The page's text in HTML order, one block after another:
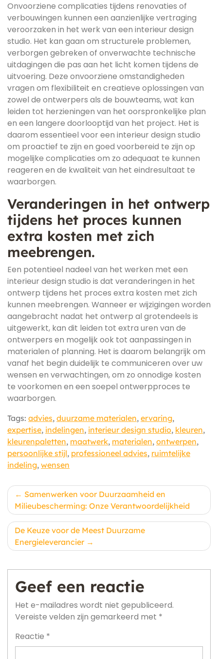
Onvoorziene complicaties tijdens renovaties of
verbouwingen kunnen een aanzienlijke vertraging
veroorzaken in het werk van een interieur design
studio. Het kan gaan om structurele problemen,
verborgen gebreken of onverwachte technische
uitdagingen die pas aan het licht komen tijdens de
uitvoering. Deze onvoorziene omstandigheden
vragen om flexibiliteit en creatieve oplossingen van
zowel de ontwerpers als de bouwteams, wat kan
leiden tot herzieningen van het oorspronkelijke plan
en een langere doorlooptijd van het project. Het is
daarom essentieel voor een interieur design studio
om proactief te zijn en goed voorbereid te zijn op
mogelijke complicaties om zo adequaat te kunnen
reageren en de kwaliteit van het eindresultaat te
waarborgen.
Veranderingen in het ontwerp
tijdens het proces kunnen
extra kosten met zich
meebrengen.
Een potentieel nadeel van het werken met een
interieur design studio is dat veranderingen in het
ontwerp tijdens het proces extra kosten met zich
kunnen meebrengen. Wanneer er wijzigingen worden
aangebracht nadat het ontwerp al grotendeels is
uitgewerkt, kan dit leiden tot extra uren van de
ontwerpers en mogelijk ook tot aanpassingen in
materialen of planning. Het is daarom belangrijk om
vanaf het begin duidelijk te communiceren over uw
wensen en verwachtingen, om zo onnodige kosten
te voorkomen en een soepel ontwerpproces te
waarborgen.
Tags: advies, duurzame materialen, ervaring,
expertise, indelingen, interieur design studio, kleuren,
kleurenpaletten, maatwerk, materialen, ontwerpen,
persoonlijke stijl, professioneel advies, ruimtelijke
indeling, wensen
Berichtnavigatie
Samenwerken voor Duurzaamheid en
Milieubescherming: Onze Verantwoordelijkheid
De Keuze voor de Meest Duurzame
Energieleverancier
Geef een reactie
Het e-mailadres wordt niet gepubliceerd.
Vereiste velden zijn gemarkeerd met *
Reactie *